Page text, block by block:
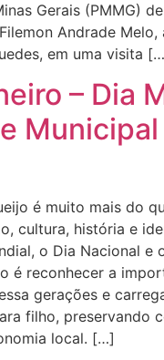
Gerais (PMMG)
Andrade Melo,
em uma visita
– Dia
é muito mais do
cultura, história e
o Dia Nacional e
é reconhecer a
gerações e
filho, preservando
local. […]